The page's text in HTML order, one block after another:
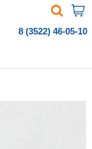
8 (3522) 46-05-10